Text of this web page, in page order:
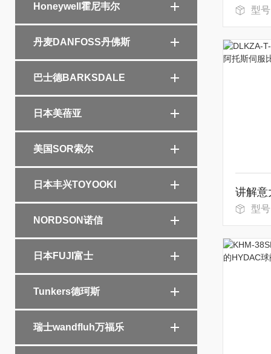
Honeywell霍尼韦尔
丹麦DANFOSS丹佛斯
巴士德BARKSDALE
日本美蓓亚
美国SOR索尔
日本丰兴TOYOOKI
NORDSON诺信
日本FUJI富士
Tunkers德珂斯
瑞士wandfluh万福乐
型号
型号：